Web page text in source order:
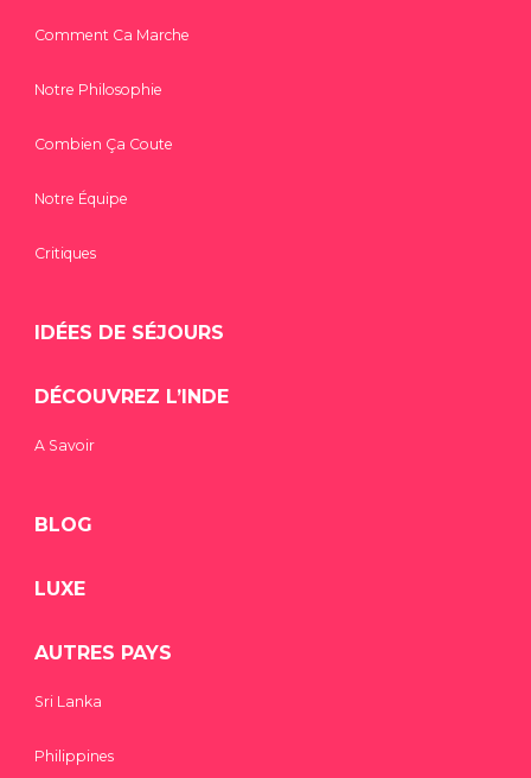
Comment Ca Marche
Notre Philosophie
Combien Ça Coute
Notre Équipe
Critiques
IDÉES DE SÉJOURS
DÉCOUVREZ L’INDE
A Savoir
BLOG
LUXE
AUTRES PAYS
Sri Lanka
Philippines